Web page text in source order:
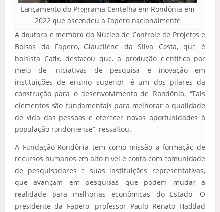
Lançamento do Programa Centelha em Rondônia em
2022 que ascendeu a Fapero nacionalmente
A doutora e membro do Núcleo de Controle de Projetos e
Bolsas da Fapero, Glaucilene da Silva Costa, que é
bolsista Cafix, destacou que, a produção científica por
meio de iniciativas de pesquisa e inovação em
instituições de ensino superior, é um dos pilares da
construção para o desenvolvimento de Rondônia. “Tais
elementos são fundamentais para melhorar a qualidade
de vida das pessoas e oferecer novas oportunidades à
população rondoniense”, ressaltou.
A Fundação Rondônia tem como missão a formação de
recursos humanos em alto nível e conta com comunidade
de pesquisadores e suas instituições representativas,
que avançam em pesquisas que podem mudar a
realidade para melhorias econômicas do Estado. O
presidente da Fapero, professor Paulo Renato Haddad